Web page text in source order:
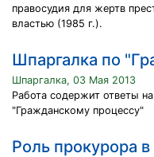
правосудия для жертв
властью (1985 г.).
Шпаргалка по
Шпаргалка, 03 Мая 2013
Работа содержит ответы
"Гражданскому процессу"
Роль прокурора